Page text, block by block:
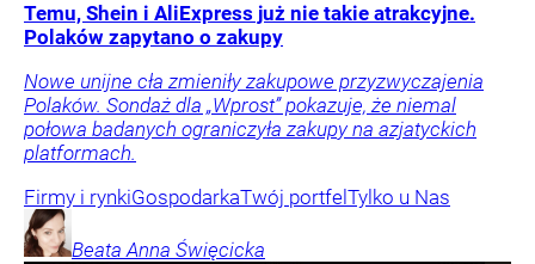
Temu, Shein i AliExpress już nie takie atrakcyjne.
Polaków zapytano o zakupy
Nowe unijne cła zmieniły zakupowe przyzwyczajenia
Polaków. Sondaż dla „Wprost” pokazuje, że niemal
połowa badanych ograniczyła zakupy na azjatyckich
platformach.
Firmy i rynkiGospodarkaTwój portfel Tylko u Nas
Beata Anna Święcicka